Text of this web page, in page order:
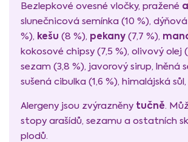
Bezlepkové ovesné vločky, pražené
slunečnicová semínka (10 %),
%), kešu (8 %), pekany (7,7 %),
kokosové chipsy (7,5 %), olivový olej
sezam (3,8 %), javorový sirup, lněná
sušená cibulka (1,6 %), himalájská
Alergeny jsou zvýrazněny tučně.
stopy arašídů, sezamu a ostatních
plodů.